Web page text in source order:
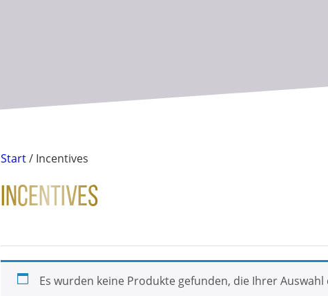
Start/ Incentives
Incentives
Es wurden keine Produkte gefunden, die Ihrer